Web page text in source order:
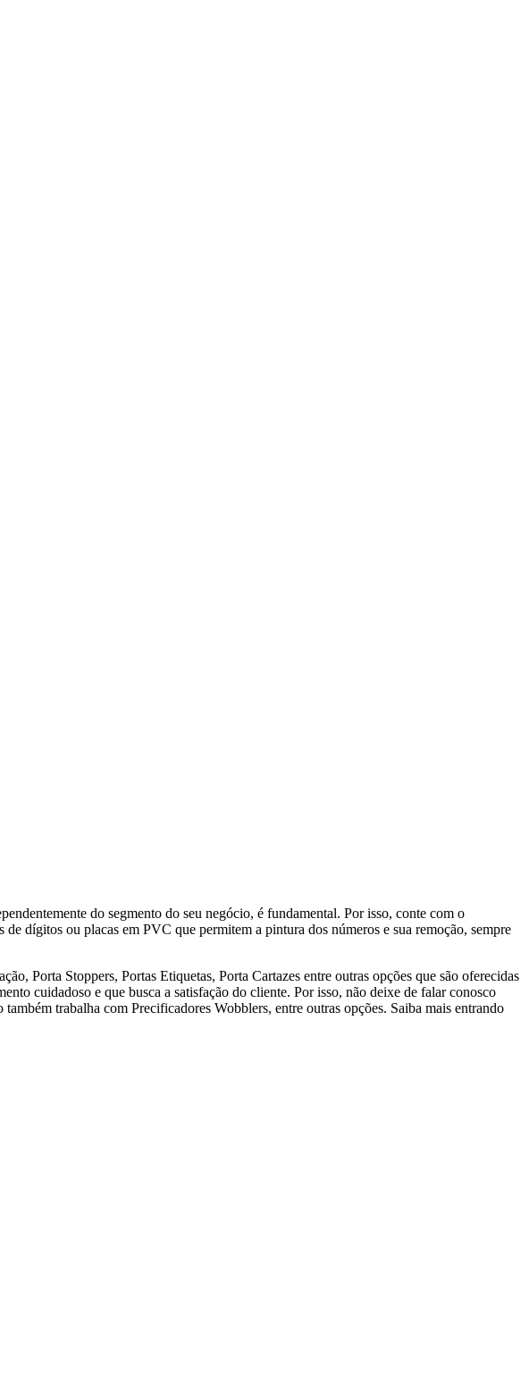
do segmento do seu negócio, é fundamental. Por isso, conte com o
dígitos ou placas em PVC que permitem a pintura dos números e sua remoção, sempre
Porta Stoppers, Portas Etiquetas, Porta Cartazes entre outras opções que são oferecidas
cuidadoso e que busca a satisfação do cliente. Por isso, não deixe de falar conosco
trabalha com Precificadores Wobblers, entre outras opções. Saiba mais entrando